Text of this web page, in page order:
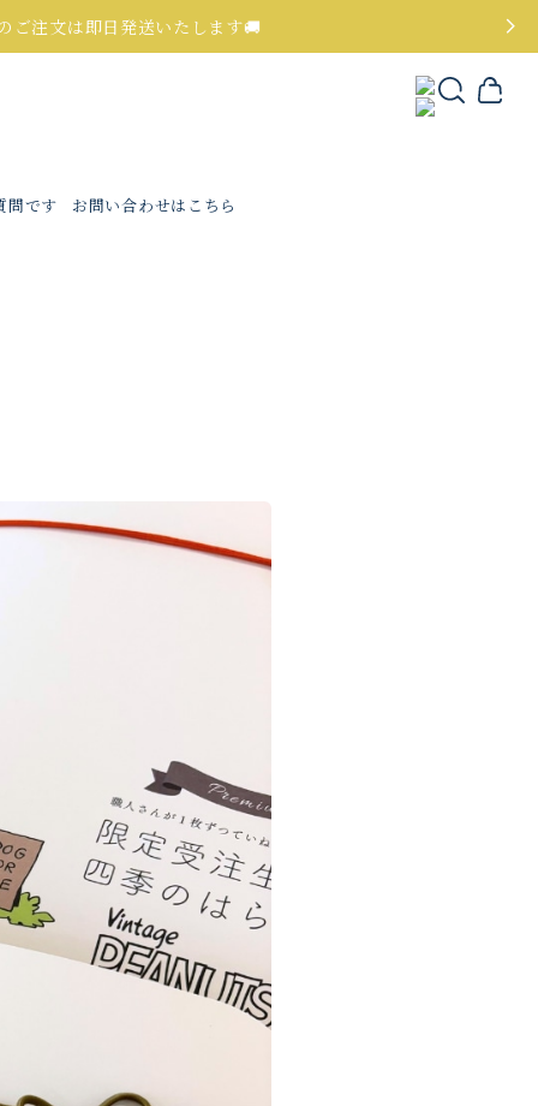
ご注文は即日発送いたします🚚
問です お問い合わせはこちら